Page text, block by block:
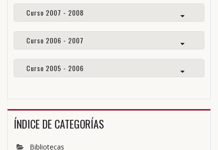
Curso 2007 - 2008
Curso 2006 - 2007
Curso 2005 - 2006
ÍNDICE DE CATEGORÍAS
Bibliotecas